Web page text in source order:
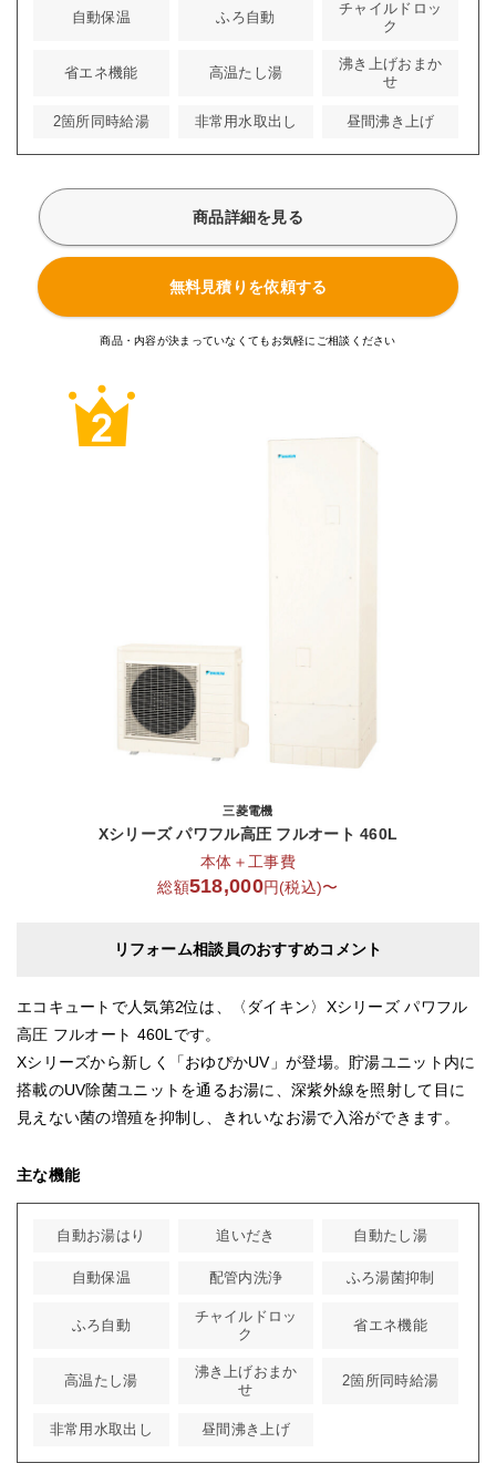
自動保温 ふろ自動
チャイルドロッ
ク
省エネ機能 高温たし湯
沸き上げおまか
せ
2箇所同時給湯 非常用水取出し 昼間沸き上げ
商品詳細を見る
無料見積りを依頼する
商品・内容が決まっていなくてもお気軽にご相談ください
三菱電機
Xシリーズ パワフル高圧 フルオート 460L
本体＋工事費
総額518,000円(税込)〜
リフォーム相談員のおすすめコメント
エコキュートで人気第2位は、〈ダイキン〉Xシリーズ パワフル
高圧 フルオート 460Lです。
Xシリーズから新しく「おゆぴかUV」が登場。貯湯ユニット内に
搭載のUV除菌ユニットを通るお湯に、深紫外線を照射して目に
見えない菌の増殖を抑制し、きれいなお湯で入浴ができます。
主な機能
自動お湯はり 追いだき 自動たし湯
自動保温 配管内洗浄 ふろ湯菌抑制
ふろ自動
チャイルドロッ
ク
省エネ機能
高温たし湯
沸き上げおまか
せ
2箇所同時給湯
非常用水取出し 昼間沸き上げ